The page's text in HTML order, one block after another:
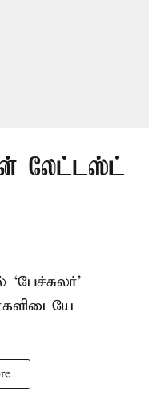
லேட்டஸ்ட்
‘பேச்சுலர்’